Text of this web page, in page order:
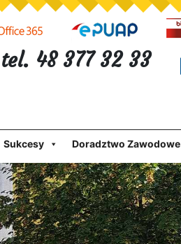
tel. 48 377 32 33
Sukcesy Doradztwo Zawodowe